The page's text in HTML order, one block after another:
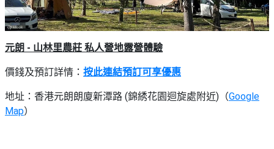
元朗 - 山林里農莊 私人營地露營體驗
價錢及預訂詳情： 按此連結預訂可享優惠
地址：香港元朗朗廈新潭路 (錦綉花園迴旋處附近)（Google
Map）